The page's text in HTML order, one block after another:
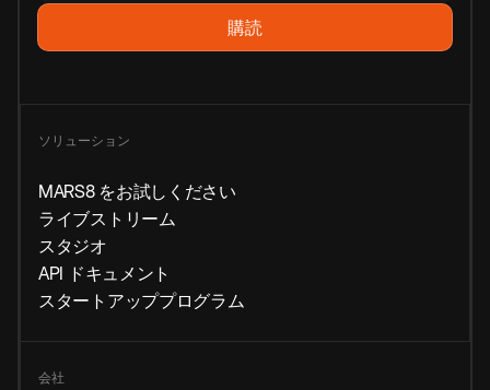
ソリューション
MARS8 をお試しください
ライブストリーム
スタジオ
API ドキュメント
スタートアッププログラム
会社